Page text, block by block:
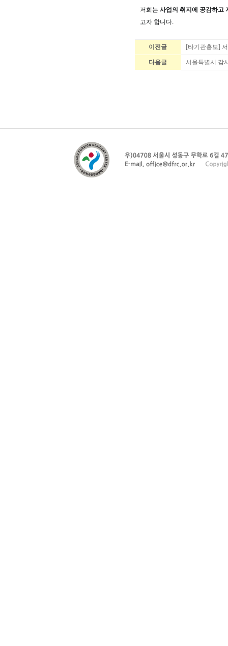
저희는 사업의 취지에 공감하고
고자 합니다.
이전글 [타기관홍보]
다음글 서울특별시 감